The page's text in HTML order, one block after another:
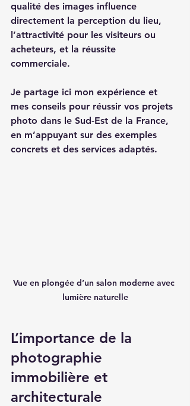
qualité des images influence
directement la perception du lieu,
l’attractivité pour les visiteurs ou
acheteurs, et la réussite
commerciale.
Je partage ici mon expérience et
mes conseils pour réussir vos projets
photo dans le Sud-Est de la France,
en m’appuyant sur des exemples
concrets et des services adaptés.
Vue en plongée d’un salon moderne avec
lumière naturelle
L’importance de la
photographie
immobilière et
architecturale